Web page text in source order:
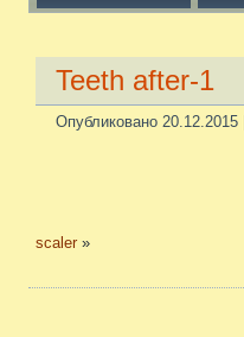
Teeth after-1
Опубликовано 20.12.2015
scaler »